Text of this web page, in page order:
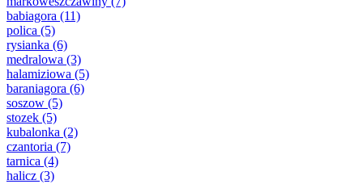
babiagora (11)
polica (5)
rysianka (6)
medralowa (3)
halamiziowa (5)
baraniagora (6)
soszow (5)
stozek (5)
kubalonka (2)
czantoria (7)
tarnica (4)
halicz (3)